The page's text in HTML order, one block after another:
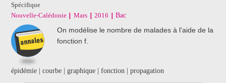
Spécifique
Nouvelle-Calédonie
Mars 2016 Bac
On modélise le nombre de malades à l'aide de la
fonction f.
épidémie | courbe | graphique | fonction | propagation